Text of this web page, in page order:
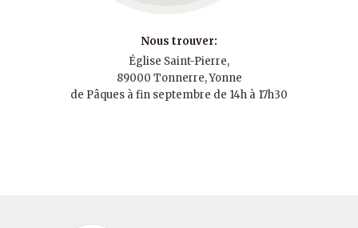
Nous trouver:
Église Saint-Pierre,
89000 Tonnerre, Yonne
de Pâques à fin septembre de 14h à 17h30